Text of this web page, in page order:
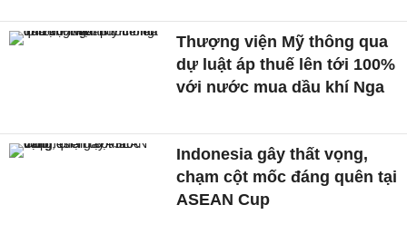
Thượng viện Mỹ thông qua
dự luật áp thuế lên tới 100%
với nước mua dầu khí Nga
Indonesia gây thất vọng,
chạm cột mốc đáng quên tại
ASEAN Cup